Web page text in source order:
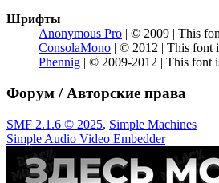
Шрифты
Anonymous Pro | © 2009 | This
ConsolaMono | © 2012 | This font
Phennig | © 2009-2012 | This font
Форум / Авторские права
SMF 2.1.6 © 2025, Simple Machines
Simple Audio Video Embedder